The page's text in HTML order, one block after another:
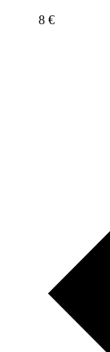
8 €